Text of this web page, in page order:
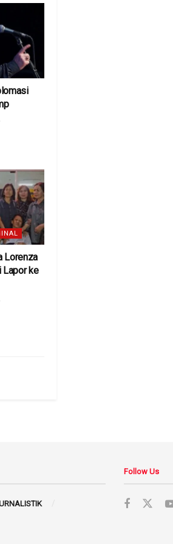
Lorenza
Lapor ke
Follow Us